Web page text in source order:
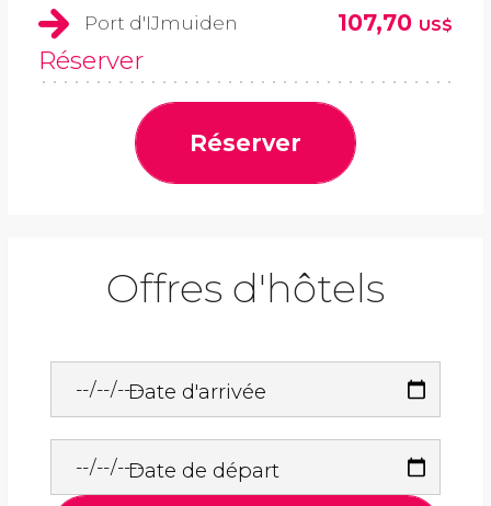
Port d'IJmuiden
107,70 US$
Réserver
Réserver
Offres d'hôtels
Date d'arrivée
Date de départ